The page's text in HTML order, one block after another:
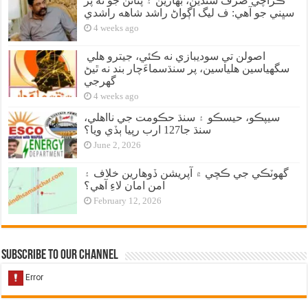
سڀني جو آهي: ف ليگ اڳواڻ راشد شاهه راشدي
4 weeks ago
سگهياسين هلياسين، پر سنڌسماءَچار بند نه ٿيڻ
گهرجي
4 weeks ago
سيپڪو، حيسڪو ۽ سنڌ حڪومت جي نااهلي،
سنڌ جا127 ارب رپيا ٻڏي ويا؟
June 2, 2026
گهوٽڪي جي ڪچي ۾ آپريشن ڏوهارين خلاف ۽
امن امان لاءِ آهي؟
February 12, 2026
Subscribe to our Channel